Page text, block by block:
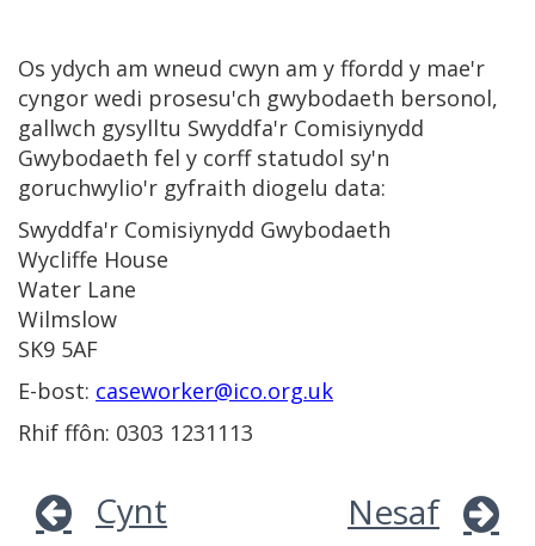
Os ydych am wneud cwyn am y ffordd y mae'r
cyngor wedi prosesu'ch gwybodaeth bersonol,
gallwch gysylltu Swyddfa'r Comisiynydd
Gwybodaeth fel y corff statudol sy'n
goruchwylio'r gyfraith diogelu data:
Swyddfa'r Comisiynydd Gwybodaeth
Wycliffe House
Water Lane
Wilmslow
SK9 5AF
E-bost: caseworker@ico.org.uk
Rhif ffôn: 0303 1231113
Cynt Nesaf